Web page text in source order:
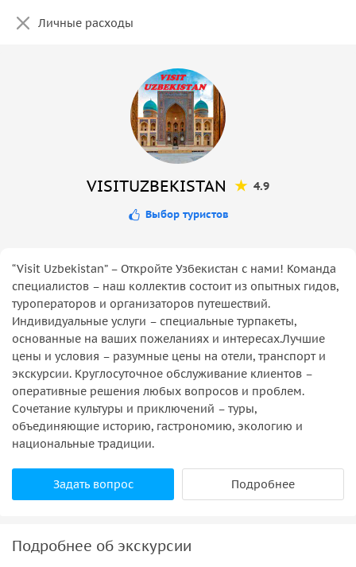
Личные расходы
VISITUZBEKISTAN 4.9
Выбор туристов
“Visit Uzbekistan” – Откройте Узбекистан с нами! Команда
специалистов – наш коллектив состоит из опытных гидов,
туроператоров и организаторов путешествий.
Индивидуальные услуги – специальные турпакеты,
основанные на ваших пожеланиях и интересах.Лучшие
цены и условия – разумные цены на отели, транспорт и
экскурсии. Круглосуточное обслуживание клиентов –
оперативные решения любых вопросов и проблем.
Сочетание культуры и приключений – туры,
объединяющие историю, гастрономию, экологию и
национальные традиции.
Задать вопрос Подробнее
Подробнее об экскурсии